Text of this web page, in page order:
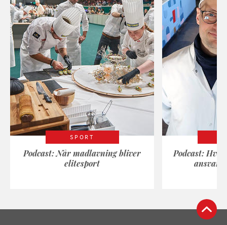
SPORT
Podcast: Når madlavning bliver
elitesport
Podcast: